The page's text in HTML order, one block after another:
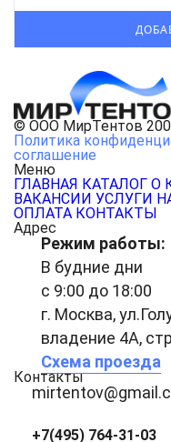
© ООО МирТентов
Политика
соглашение
Меню
ГЛАВНАЯ КАТАЛОГ О
ВАКАНСИИ УСЛУГИ
ОПЛАТА КОНТАКТЫ
Адрес
Режим работы:
В будние дни
с 9:00 до 18:00
г. Москва,
владение 4А,
Схема проезда
Контакты
+7(495) 764-31-03